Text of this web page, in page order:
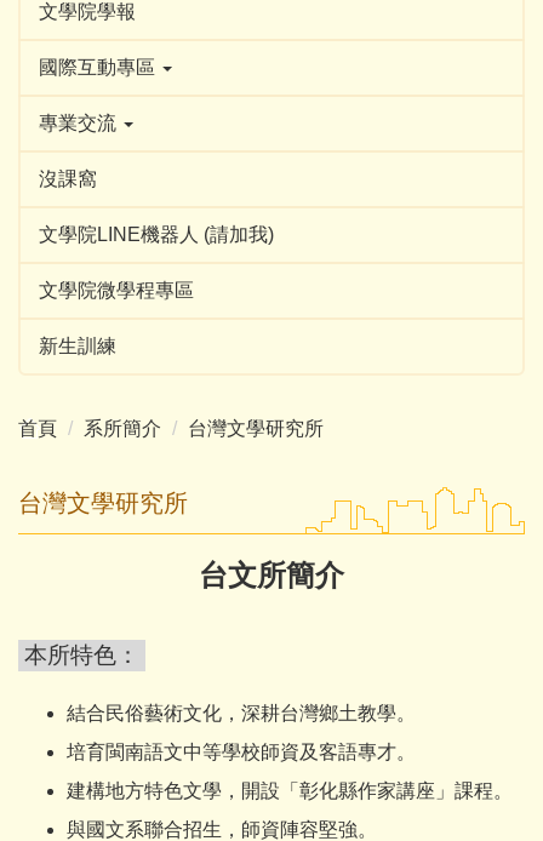
文學院學報
國際互動專區
專業交流
沒課窩
文學院LINE機器人 (請加我)
文學院微學程專區
新生訓練
首頁 系所簡介 台灣文學研究所
台灣文學研究所
台文所簡介
本所特色：
結合民俗藝術文化，深耕台灣鄉土教學。
培育閩南語文中等學校師資及客語專才。
建構地方特色文學，開設「彰化縣作家講座」課程。
與國文系聯合招生，師資陣容堅強。